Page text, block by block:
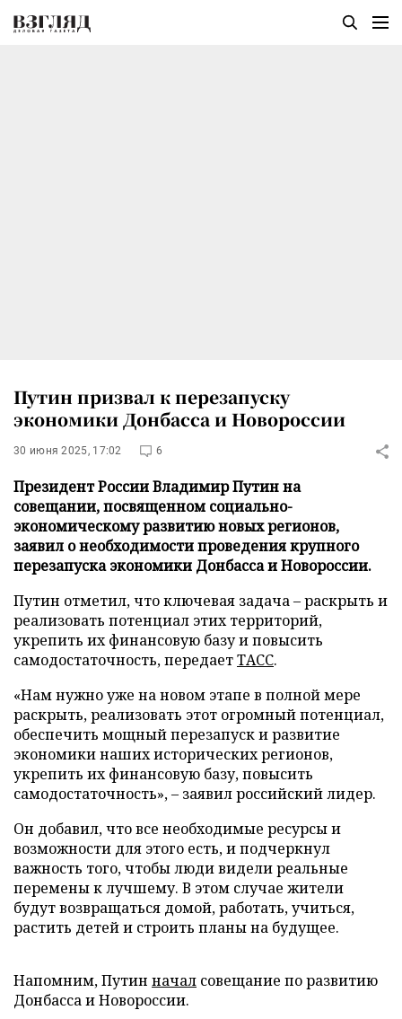
Путин призвал к перезапуску
экономики Донбасса и Новороссии
30 июня 2025, 17:02 6
Президент России Владимир Путин на
совещании, посвященном социально-
экономическому развитию новых регионов,
заявил о необходимости проведения крупного
перезапуска экономики Донбасса и Новороссии.
Путин отметил, что ключевая задача – раскрыть и
реализовать потенциал этих территорий,
укрепить их финансовую базу и повысить
самодостаточность, передаетТАСС.
«Нам нужно уже на новом этапе в полной мере
раскрыть, реализовать этот огромный потенциал,
обеспечить мощный перезапуск и развитие
экономики наших исторических регионов,
укрепить их финансовую базу, повысить
самодостаточность», – заявил российский лидер.
Он добавил, что все необходимые ресурсы и
возможности для этого есть, и подчеркнул
важность того, чтобы люди видели реальные
перемены к лучшему. В этом случае жители
будут возвращаться домой, работать, учиться,
растить детей и строить планы на будущее.
Напомним, Путин начал совещание по развитию
Донбасса и Новороссии.